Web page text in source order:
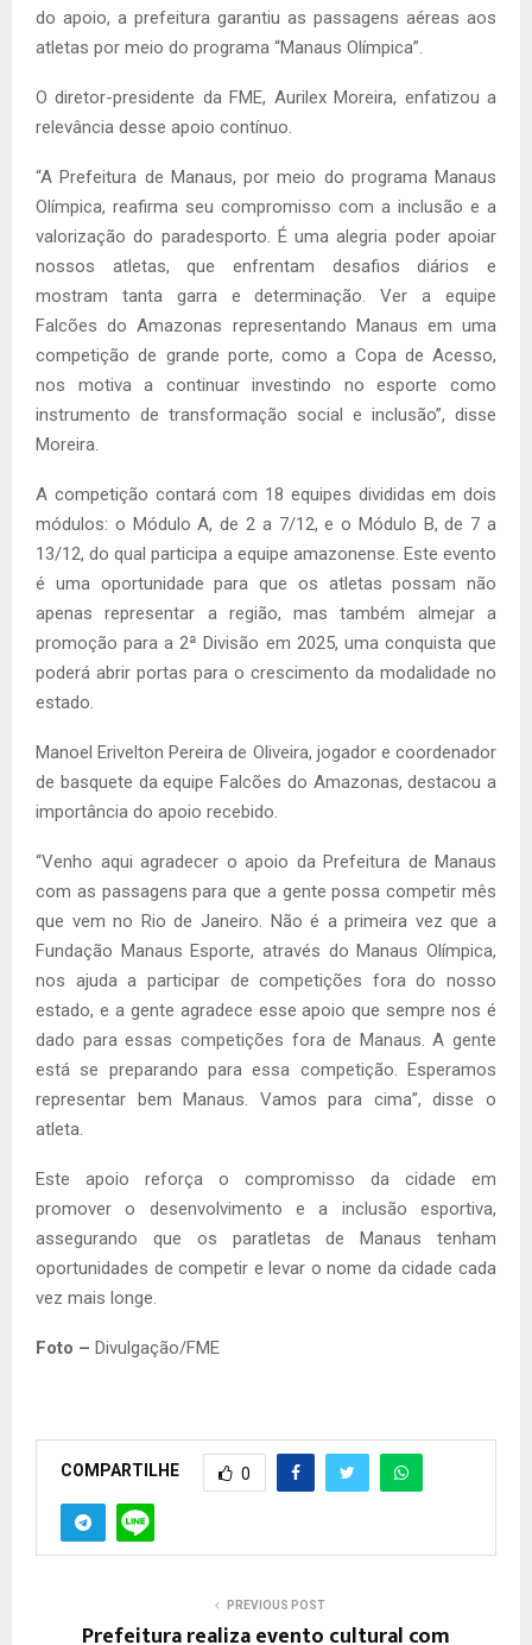
do apoio, a prefeitura garantiu as passagens aéreas aos
atletas por meio do programa “Manaus Olímpica”.
O diretor-presidente da FME, Aurilex Moreira, enfatizou a
relevância desse apoio contínuo.
“A Prefeitura de Manaus, por meio do programa Manaus
Olímpica, reafirma seu compromisso com a inclusão e a
valorização do paradesporto. É uma alegria poder apoiar
nossos atletas, que enfrentam desafios diários e
mostram tanta garra e determinação. Ver a equipe
Falcões do Amazonas representando Manaus em uma
competição de grande porte, como a Copa de Acesso,
nos motiva a continuar investindo no esporte como
instrumento de transformação social e inclusão”, disse
Moreira.
A competição contará com 18 equipes divididas em dois
módulos: o Módulo A, de 2 a 7/12, e o Módulo B, de 7 a
13/12, do qual participa a equipe amazonense. Este evento
é uma oportunidade para que os atletas possam não
apenas representar a região, mas também almejar a
promoção para a 2ª Divisão em 2025, uma conquista que
poderá abrir portas para o crescimento da modalidade no
estado.
Manoel Erivelton Pereira de Oliveira, jogador e coordenador
de basquete da equipe Falcões do Amazonas, destacou a
importância do apoio recebido.
“Venho aqui agradecer o apoio da Prefeitura de Manaus
com as passagens para que a gente possa competir mês
que vem no Rio de Janeiro. Não é a primeira vez que a
Fundação Manaus Esporte, através do Manaus Olímpica,
nos ajuda a participar de competições fora do nosso
estado, e a gente agradece esse apoio que sempre nos é
dado para essas competições fora de Manaus. A gente
está se preparando para essa competição. Esperamos
representar bem Manaus. Vamos para cima”, disse o
atleta.
Este apoio reforça o compromisso da cidade em
promover o desenvolvimento e a inclusão esportiva,
assegurando que os paratletas de Manaus tenham
oportunidades de competir e levar o nome da cidade cada
vez mais longe.
Foto – Divulgação/FME
COMPARTILHE 0
PREVIOUS POST
Prefeitura realiza evento cultural com